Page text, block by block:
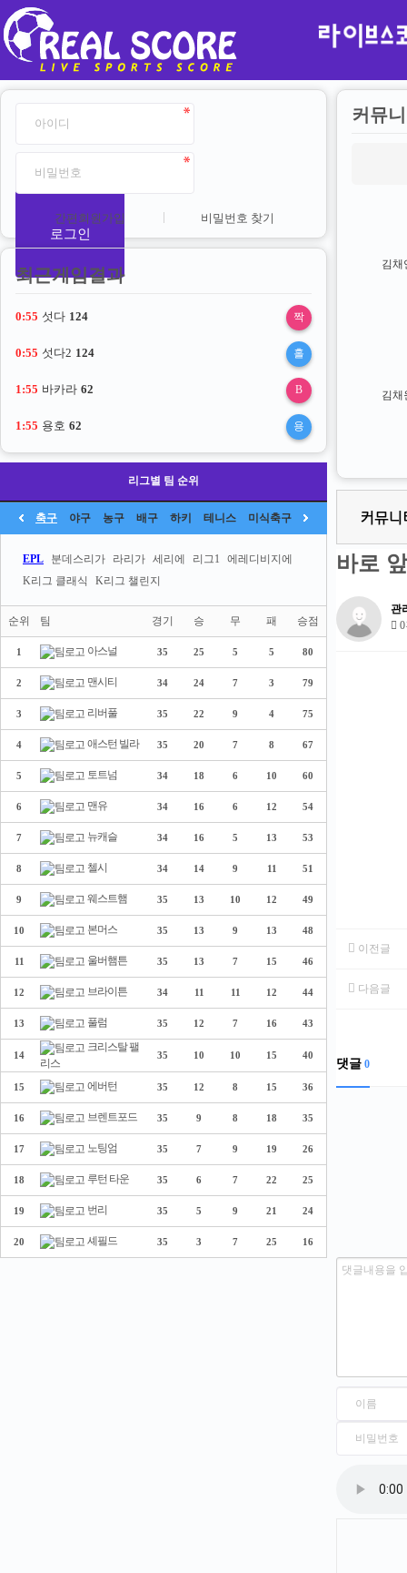
로그인
간편회원가입 비밀번호 찾기
최근게임결과
0:54 섯다 124
0:54 섯다2 124
1:54 바카라 62
1:54 용호 62
리그별 팀 순위
축구 야구 농구 배구 하키 테니스 미식축구
EPL 분데스리가 라리가 세리에 리그1
에레디비지에
K리그 클래식
K리그 챌린지
순위 팀 경기 승 무 패 승점
1 아스널 35 25 5 5 80
2 맨시티 34 24 7 3 79
3 리버풀 35 22 9 4 75
4 애스턴 빌라 35 20 7 8 67
5 토트넘 34 18 6 10 60
6 맨유 34 16 6 12 54
7 뉴캐슬 34 16 5 13 53
8 첼시 34 14 9 11 51
9 웨스트햄 35 13 10 12 49
10 본머스 35 13 9 13 48
11 울버햄튼 35 13 7 15 46
12 브라이튼 34 11 11 12 44
13 풀럼 35 12 7 16 43
14
크리스탈 팰
리스
35 10 10 15 40
15 에버턴 35 12 8 15 36
16 브렌트포드 35 9 8 18 35
17 노팅엄 35 7 9 19 26
18 루턴 타운 35 6 7 22 25
19 번리 35 5 9 21 24
20 셰필드 35 3 7 25 16
커뮤
김채
김채
바로
관
이전글
다음글
댓글 0